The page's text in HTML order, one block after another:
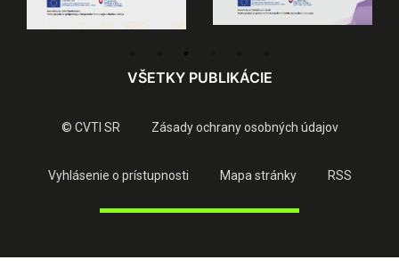
VŠETKY PUBLIKÁCIE
© CVTI SR Zásady ochrany osobných údajov
Vyhlásenie o prístupnosti Mapa stránky RSS